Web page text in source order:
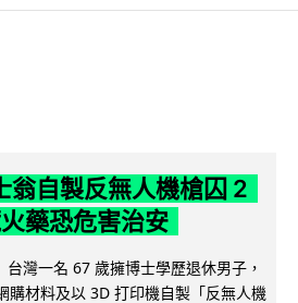
翁自製反無人機槍囚 2
藥恐危害治安
台灣一名 67 歲擁博士學歷退休男子，
購材料及以 3D 打印機自製「反無人機